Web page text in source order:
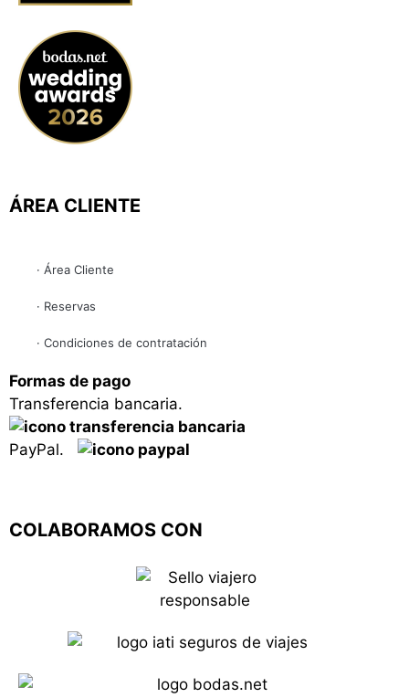
ÁREA CLIENTE
· Área Cliente
· Reservas
· Condiciones de contratación
Formas de pago
Transferencia bancaria.
PayPal.
COLABORAMOS CON